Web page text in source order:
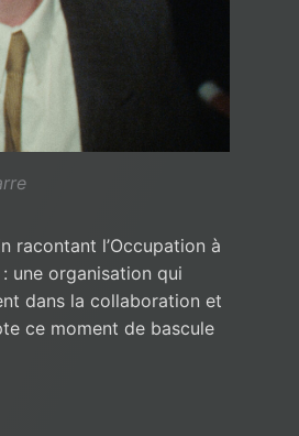
racontant l’Occupation à
une organisation qui
dans la collaboration et
ce moment de bascule